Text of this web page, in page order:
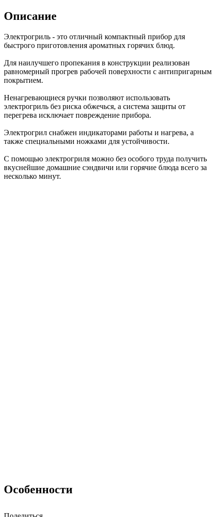
Описание
Электрогриль - это отличный компактный прибор для
быстрого приготовления ароматных горячих блюд.
Для наилучшего пропекания в конструкции реализован
равномерный прогрев рабочей поверхности с антипригарным
покрытием.
Ненагревающиеся ручки позволяют использовать
электрогриль без риска обжечься, а система защиты от
перегрева исключает повреждение прибора.
Электрогрил снабжен индикаторами работы и нагрева, а
также специальными ножками для устойчивости.
С помощью электрогриля можно без особого труда получить
вкуснейшие домашние сэндвичи или горячие блюда всего за
несколько минут.
Особенности